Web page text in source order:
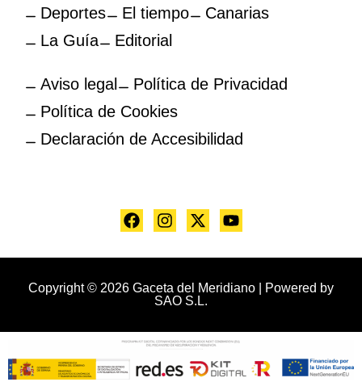
Deportes
El tiempo
Canarias
La Guía
Editorial
Aviso legal
Política de Privacidad
Política de Cookies
Declaración de Accesibilidad
Copyright © 2026 Gaceta del Meridiano | Powered by
SAO S.L.